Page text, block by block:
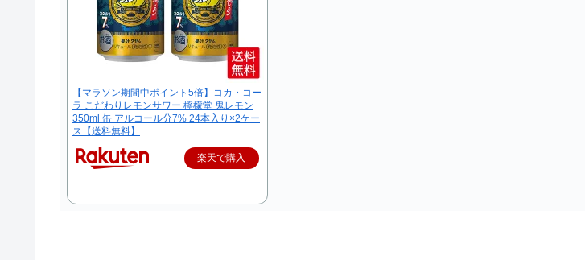
【マラソン期間中ポイント5倍】コカ・コー
ラ こだわりレモンサワー 檸檬堂 鬼レモン
350ml 缶 アルコール分7% 24本入り×2ケー
ス【送料無料】
楽天で購入